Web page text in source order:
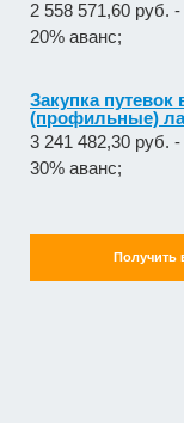
2 558 571,60 руб.
20% аванс;
Закупка
(профильные)
3 241 482,30 руб.
30% аванс;
Получить